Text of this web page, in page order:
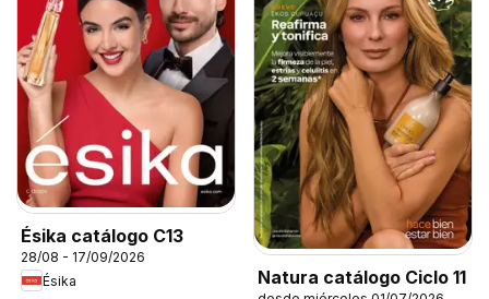
Ésika catálogo C13
28/08 - 17/09/2026
Ésika
Natura catálogo Ciclo 11